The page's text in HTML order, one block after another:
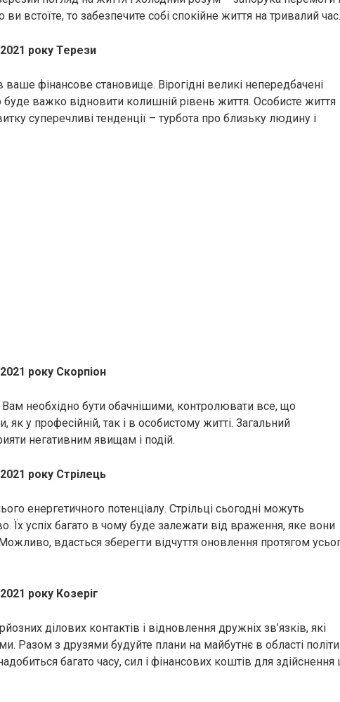
встоїте, то забезпечите собі спокійне життя на тривалий час.
року Терези
ваше фінансове становище. Вірогідні великі непередбачені
буде важко відновити колишній рівень життя. Особисте життя
суперечливі тенденції – турбота про близьку людину і
року Скорпіон
необхідно бути обачнішими, контролювати все, що
як у професійній, так і в особистому житті. Загальний
негативним явищам і подій.
року Стрілець
енергетичного потенціалу. Стрільці сьогодні можуть
Їх успіх багато в чому буде залежати від враження, яке вони
вдасться зберегти відчуття оновлення протягом
року Козеріг
ділових контактів і відновлення дружніх зв’язків, які
Разом з друзями будуйте плани на майбутнє в області
багато часу, сил і фінансових коштів для здійснення